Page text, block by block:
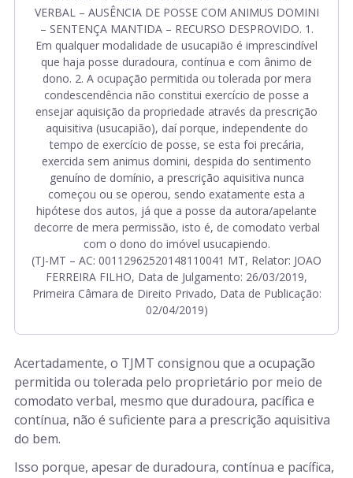
VERBAL – AUSÊNCIA DE POSSE COM ANIMUS DOMINI
– SENTENÇA MANTIDA – RECURSO DESPROVIDO. 1.
Em qualquer modalidade de usucapião é imprescindível
que haja posse duradoura, contínua e com ânimo de
dono. 2. A ocupação permitida ou tolerada por mera
condescendência não constitui exercício de posse a
ensejar aquisição da propriedade através da prescrição
aquisitiva (usucapião), daí porque, independente do
tempo de exercício de posse, se esta foi precária,
exercida sem animus domini, despida do sentimento
genuíno de domínio, a prescrição aquisitiva nunca
começou ou se operou, sendo exatamente esta a
hipótese dos autos, já que a posse da autora/apelante
decorre de mera permissão, isto é, de comodato verbal
com o dono do imóvel usucapiendo.
(TJ-MT – AC: 00112962520148110041 MT, Relator: JOAO
FERREIRA FILHO, Data de Julgamento: 26/03/2019,
Primeira Câmara de Direito Privado, Data de Publicação:
02/04/2019)
Acertadamente, o TJMT consignou que a ocupação
permitida ou tolerada pelo proprietário por meio de
comodato verbal, mesmo que duradoura, pacífica e
contínua, não é suficiente para a prescrição aquisitiva
do bem.
Isso porque, apesar de duradoura, contínua e pacífica,